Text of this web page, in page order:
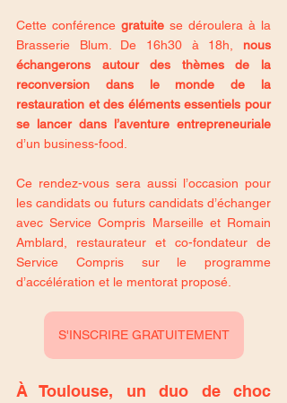
Cette conférence gratuite se déroulera à la
Brasserie Blum. De 16h30 à 18h, nous
échangerons autour des thèmes de la
reconversion dans le monde de la
restauration et des﻿ éléments essentiels pour
se lancer dans l’aventure entrepreneuriale
d’un business-food.
Ce rendez-vous sera aussi l’occasion pour
les candidats ou futurs candidats d’échanger
avec Service Compris Marseille et Romain
Amblard, restaurateur et co-fondateur de
Service Compris sur le programme
d’accélération et le mentorat proposé.
S'INSCRIRE GRATUITEMENT
À Toulouse, un duo de choc